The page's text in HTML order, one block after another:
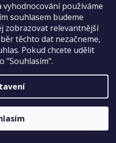
používáme
souhlasem budeme
zobrazovat relevantnější
těchto dat nezačneme,
Pokud chcete udělit
"Souhlasím".
2 %
nákup
osobních údajů